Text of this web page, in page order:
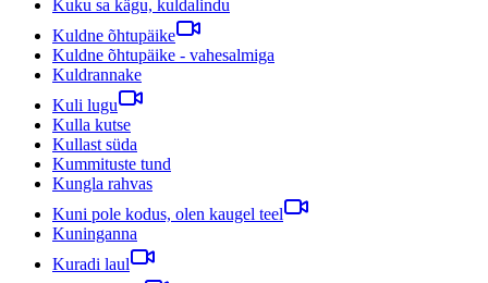
Kuku sa kägu, kuldalindu
Kuldne õhtupäike
Kuldne õhtupäike - vahesalmiga
Kuldrannake
Kuli lugu
Kulla kutse
Kullast süda
Kummituste tund
Kungla rahvas
Kuni pole kodus, olen kaugel teel
Kuninganna
Kuradi laul